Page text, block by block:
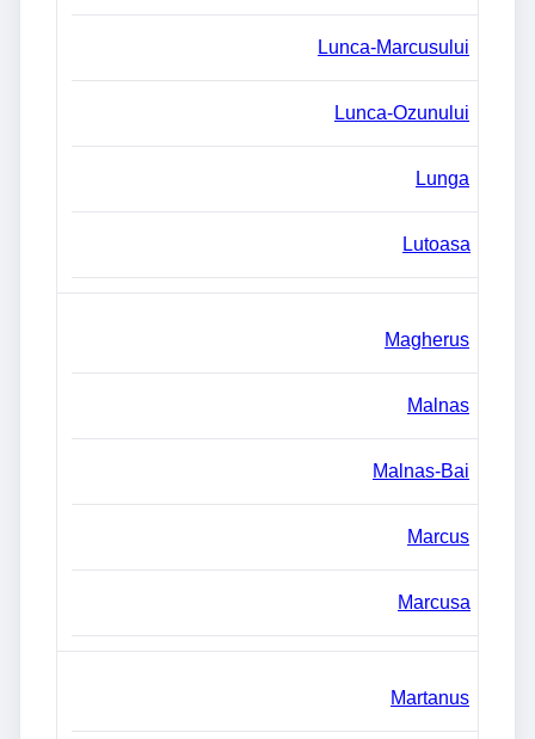
Lunca-Marcusului
Lunca-Ozunului
Lunga
Lutoasa
Magherus
Malnas
Malnas-Bai
Marcus
Marcusa
Martanus